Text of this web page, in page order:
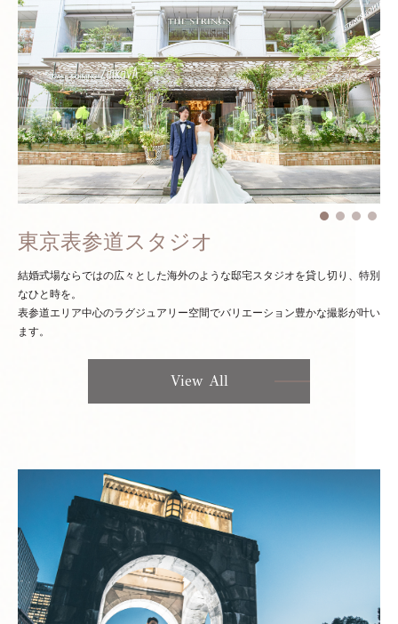
東京表参道スタジオ
結婚式場ならではの広々とした海外のような邸宅スタジオを貸し切り、特別
なひと時を。
表参道エリア中心のラグジュアリー空間でバリエーション豊かな撮影が叶い
ます。
View All